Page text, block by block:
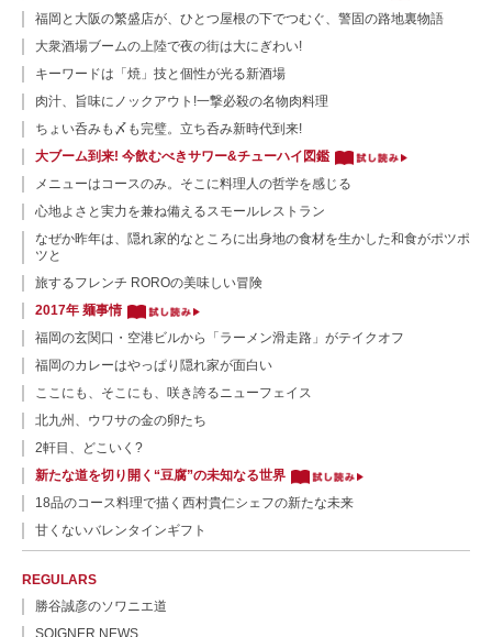
福岡と大阪の繁盛店が、ひとつ屋根の下でつむぐ、警固の路地裏物語
大衆酒場ブームの上陸で夜の街は大にぎわい!
キーワードは「焼」技と個性が光る新酒場
肉汁、旨味にノックアウト!一撃必殺の名物肉料理
ちょい呑みも〆も完璧。立ち呑み新時代到来!
大ブーム到来! 今飲むべきサワー&チューハイ図鑑
メニューはコースのみ。そこに料理人の哲学を感じる
心地よさと実力を兼ね備えるスモールレストラン
なぜか昨年は、隠れ家的なところに出身地の食材を生かした和食がポツポ
ツと
旅するフレンチ ROROの美味しい冒険
2017年 麺事情
福岡の玄関口・空港ビルから「ラーメン滑走路」がテイクオフ
福岡のカレーはやっぱり隠れ家が面白い
ここにも、そこにも、咲き誇るニューフェイス
北九州、ウワサの金の卵たち
2軒目、どこいく?
新たな道を切り開く“豆腐”の未知なる世界
18品のコース料理で描く西村貴仁シェフの新たな未来
甘くないバレンタインギフト
REGULARS
勝谷誠彦のソワニエ道
SOIGNER NEWS